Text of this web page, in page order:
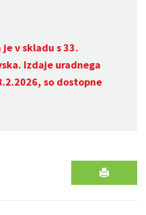
v skladu s 33.
Izdaje uradnega
so dostopne